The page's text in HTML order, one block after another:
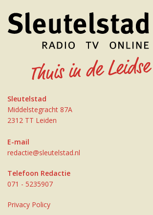
Sleutelstad
Middelstegracht 87A
2312 TT Leiden
E-mail
redactie@sleutelstad.nl
Telefoon Redactie
071 - 5235907
Privacy Policy